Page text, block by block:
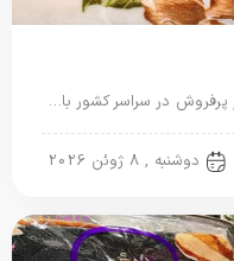
در سراسر کشور با…
دوشنبه , 8 ژوئن 2026